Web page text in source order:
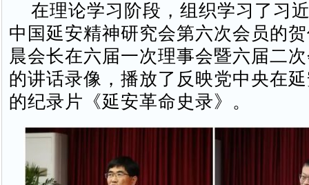
在理论学习阶段，组织学习了习
中国延安精神研究会第六次会员的
晨会长在六届一次理事会暨六届二
的讲话录像，播放了反映党中央在
的纪录片《延安革命史录》。